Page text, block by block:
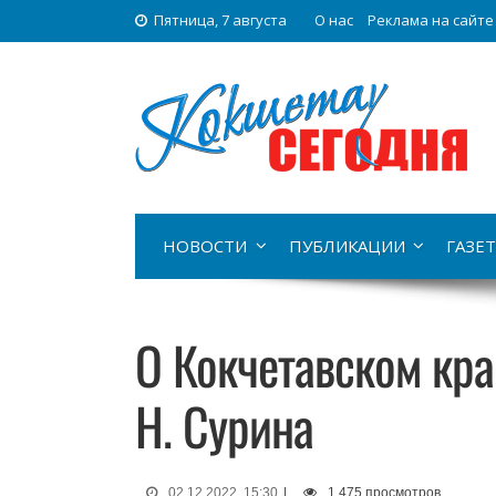
Пятница, 7 августа О нас Реклама на сайте
НОВОСТИ ПУБЛИКАЦИИ
О Кокчетавском
Н. Сурина
02.12.2022, 15:30 | 1 475 просмотров